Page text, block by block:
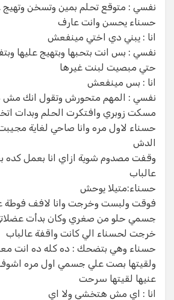
نفسي : متوقع تحلم بمين وتسخن
حسناء يحسن وانت عارف
انا : يبني دي اختي مينفعش
نفسي : بس انت بتحبها وبتهيج عليها
حتي مبصيت لبنت غيرها
انا : بس مينفعش
نفسي : المهم متحورش وتقول انك مش
مسكت زوبري وافتكرت الحلم وبدات
حسناء لاول مره وانا صاحي لغاية
الدش
وقفت مصدوم شوية ازاي انا بعمل
عالباب
حسناء:متيلا يوحش
فوقت ولبست وخرجت وانا لافف فوطة
جسمي حلو من صغري وكان بدأت
خرجت لحسناء الي كانت واقفة عالباب
حسناء وهي بتضحك : ده كله ده انت
ولقيتها بصت علي جسمي اول مره
عنيها لقيتها سرحت
انا : اي مش هتخشي ولا اي